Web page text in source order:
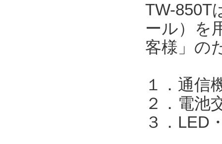
TW-850T
ール）を
客様」の
１．通信
２．電池
３．LED